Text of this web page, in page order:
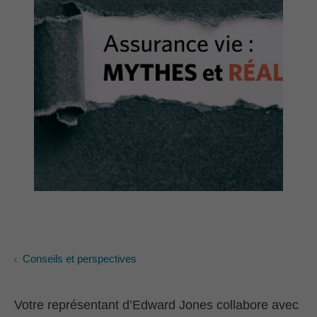
Conseils et perspectives
Votre représentant d’Edward Jones collabore avec